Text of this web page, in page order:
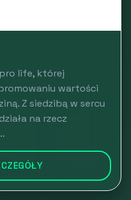
life, której
wartości
Z siedzibą w sercu
na rzecz